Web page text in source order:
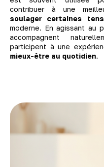
contribuer à une
soulager certaines
moderne. En agissant au
accompagnent
participent à une
mieux-être au quotidien.